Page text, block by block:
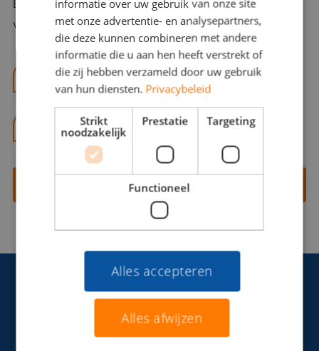
Bel of mail Benno met al jouw vragen. Benno staat
voor je klaar en helpt je graag!
benno@viajou.nl
06 13 28 62 71
Contact opnemen
informatie over uw gebruik van onze site
met onze advertentie- en analysepartners,
die deze kunnen combineren met andere
informatie die u aan hen heeft verstrekt of
die zij hebben verzameld door uw gebruik
van hun diensten. Privacybeleid
Strikt
noodzakelijk
Prestatie Targeting
Functioneel
Alles accepteren
Alles afwijzen